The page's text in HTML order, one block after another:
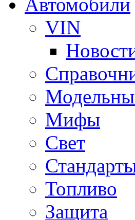
VIN
Мифы
Свет
Топливо
Защита